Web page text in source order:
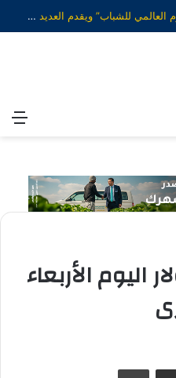
بنك مصر يشارك في فعالية “اليوم العالمي للشباب” ويقدم العديد من العروض المجانية دعمًا للشمول المالي تحت رعاية البنك المركزي المصري
اليوم الأربعاء
مشاركة عبر البريد طباعة